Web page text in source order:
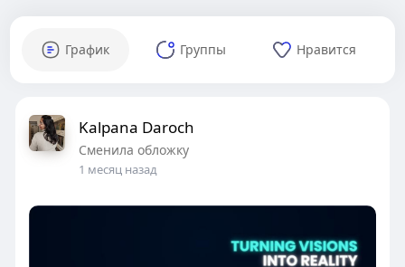
График Группы Нравится
Kalpana Daroch
Сменила обложку
1 месяц назад